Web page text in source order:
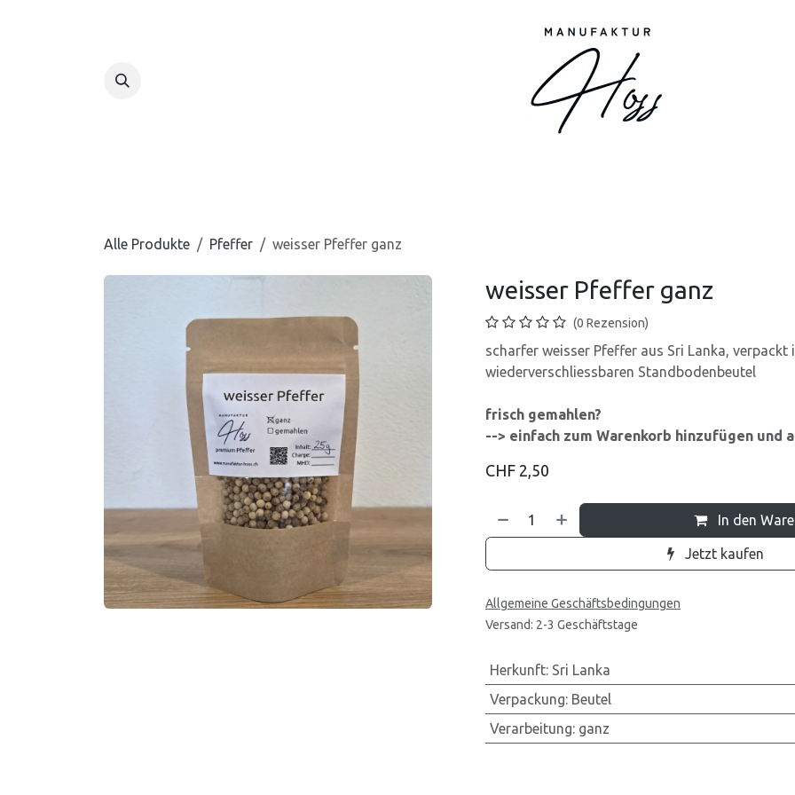
Alle Produkte Pfeffer weisser Pfeffer ganz
weisser Pfeffer ganz
(0 Rezension)
scharfer weisser Pfeffer aus Sri Lanka,
wiederverschliessbaren Standbodenbeutel
frisch gemahlen?
--> einfach zum Warenkorb hinzufügen und
CHF 2,50
In den
Jetzt kaufen
Allgemeine Geschäftsbedingungen
Versand: 2-3 Geschäftstage
Herkunft: Sri Lanka
Verpackung: Beutel
Verarbeitung: ganz